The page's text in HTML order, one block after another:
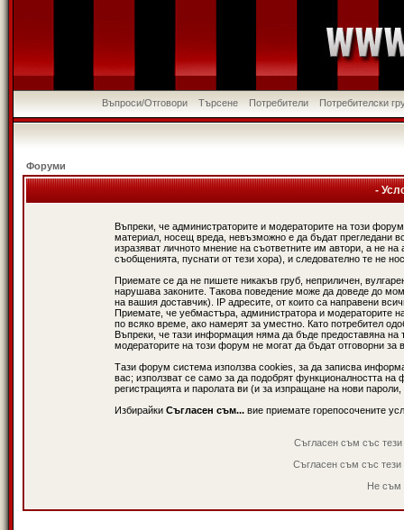
Въпроси/Отговори Търсене Потребители Потребителски
Форуми
-
Въпреки, че администраторите и модераторите на този
материал, носещ вреда, невъзможно е да бъдат прегледани
изразяват личното мнение на съответните им автори, а не
съобщенията, пуснати от тези хора), и следователно те не
Приемате се да не пишете никакъв груб, неприличен,
нарушава законите. Такова поведение може да доведе до
на вашия доставчик). IP адресите, от които са направени
Приемате, че уебмастъра, администратора и модераторите
по всяко време, ако намерят за уместно. Като потребител
Въпреки, че тази информация няма да бъде предоставяна
модераторите на този форум не могат да бъдат отговорни за
Тази форум система използва cookies, за да записва
вас; използват се само за да подобрят функционалността
регистрацията и паролата ви (и за изпращане на нови
Избирайки Съгласен съм... вие приемате горепосочените
Съгласен съм със
Съгласен съм със
Не съм